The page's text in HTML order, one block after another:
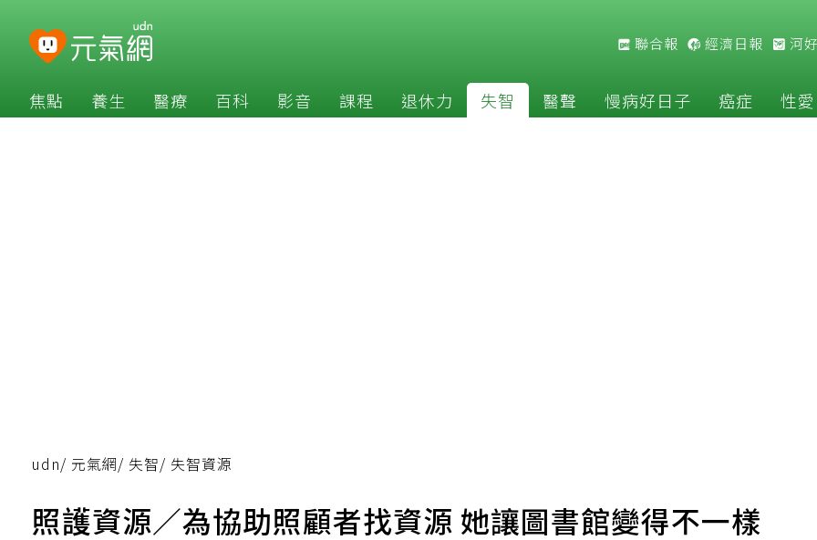
聯合報 經濟日報 河
焦點 養生 醫療 百科 影音 課程 退休力 失智 醫聲 慢病好日子 癌症 性愛
udn/ 元氣網/ 失智/ 失智資源
照護資源／為協助照顧者找資源 她讓圖書館變得不一樣